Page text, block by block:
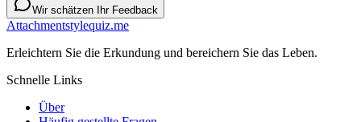
Wir schätzen Ihr Feedback
Attachmentstylequiz.me
Erleichtern Sie die Erkundung und bereichern Sie das Leben.
Schnelle Links
Über